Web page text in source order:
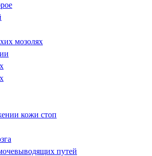
мозолях
кожи стоп
путей